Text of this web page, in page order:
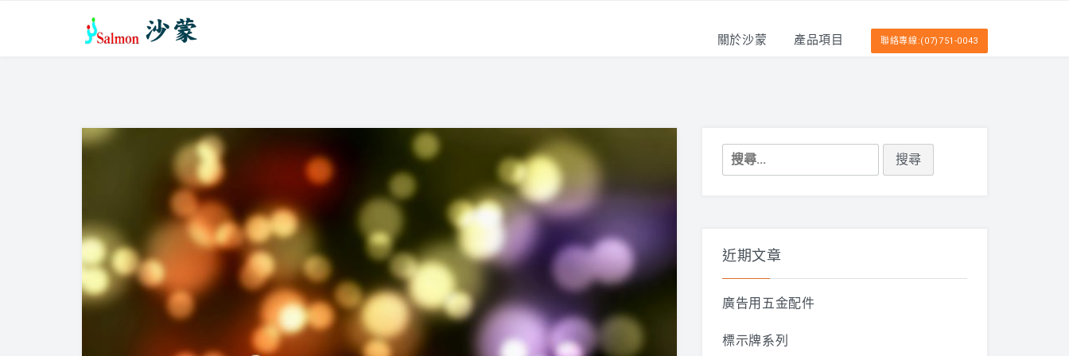
關於沙蒙 產品項目 聯絡專線:(07)751-0043
搜
尋
近期文章
廣告用五金配件
標示牌系列